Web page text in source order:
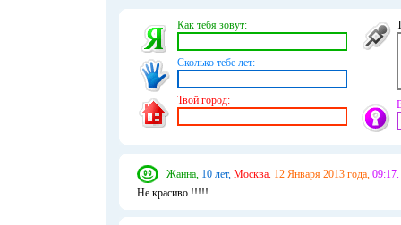
Как тебя зовут:
Сколько тебе лет:
Твой город:
Жанна, 10 лет, Москва. 12 Января 2013 года, 09:17.
Не красиво !!!!!